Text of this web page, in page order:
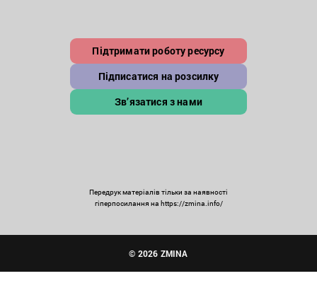
Підтримати роботу ресурсу
Підписатися на розсилку
Зв’язатися з нами
Передрук матеріалів тільки за наявності
гіперпосилання на https://zmina.info/
© 2026 ZMINA